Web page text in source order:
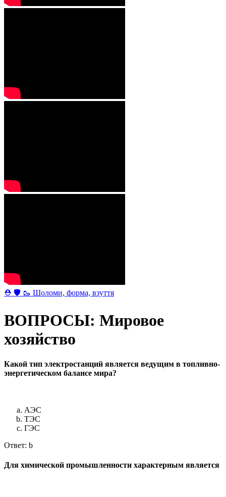
⛑ 🛡 🥾 Шоломи, форма, взуття
ВОПРОСЫ: Мировое
хозяйство
Какой тип электростанций является ведущим в топливно-
энергетическом балансе мира?
АЭС
ТЭС
ГЭС
Ответ: b
Для химической промышленности характерным является